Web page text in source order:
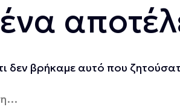
δεν βρήκαμε αυτό που